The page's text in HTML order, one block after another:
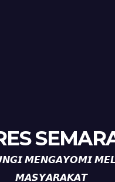
𝙈𝙀𝙉𝙂𝘼𝙔𝙊𝙈𝙄
𝙈𝘼𝙎𝙔𝘼𝙍𝘼𝙆𝘼𝙏